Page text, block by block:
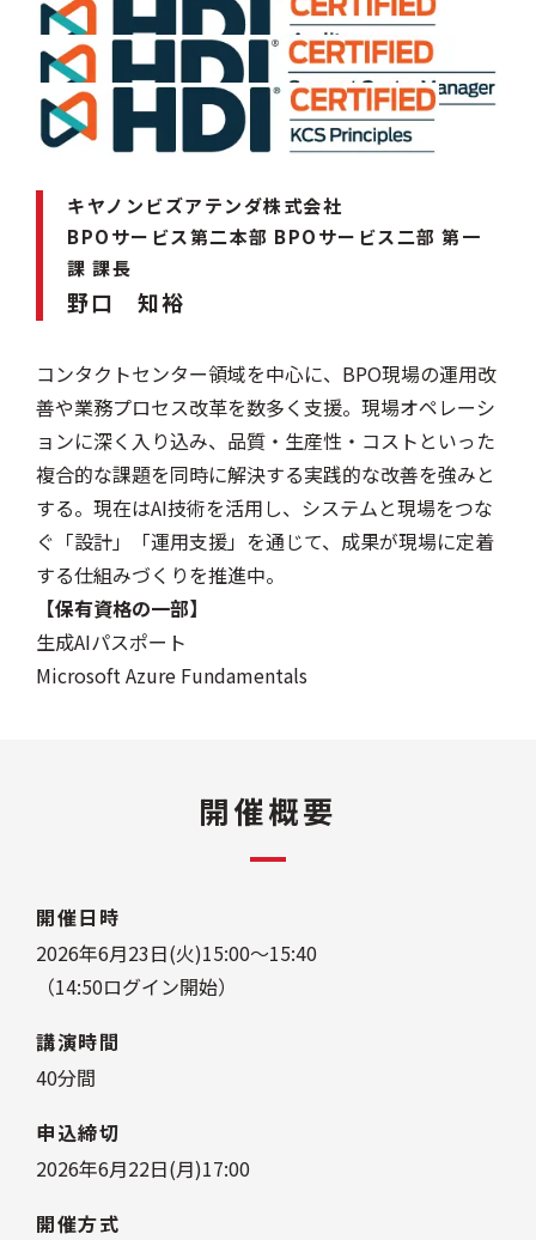
キヤノンビズアテンダ株式会社
BPOサービス第二本部 BPOサービス二部 第一
課 課長
野口 知裕
コンタクトセンター領域を中心に、BPO現場の運用改
善や業務プロセス改革を数多く支援。現場オペレーシ
ョンに深く入り込み、品質・生産性・コストといった
複合的な課題を同時に解決する実践的な改善を強みと
する。現在はAI技術を活用し、システムと現場をつな
ぐ「設計」「運用支援」を通じて、成果が現場に定着
する仕組みづくりを推進中。
【保有資格の一部】
生成AIパスポート
Microsoft Azure Fundamentals
開催概要
開催日時
2026年6月23日(火)15:00～15:40
（14:50ログイン開始）
講演時間
40分間
申込締切
2026年6月22日(月)17:00
開催方式